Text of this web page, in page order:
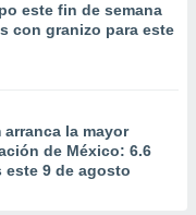
este fin de semana
con granizo para este
la mayor
de México: 6.6
este 9 de agosto